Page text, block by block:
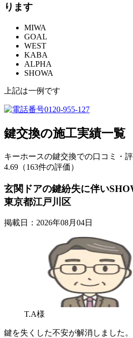
ります
MIWA
GOAL
WEST
KABA
ALPHA
SHOWA
上記は一例です
鍵交換の施工実績一覧
キーホースの鍵交換での口コミ・評
4.69（163件の評価）
玄関ドアの鍵紛失に伴い
東京都江戸川区
掲載日：2026年08月04日
T.A様
鍵を失くした不安が解消しました。